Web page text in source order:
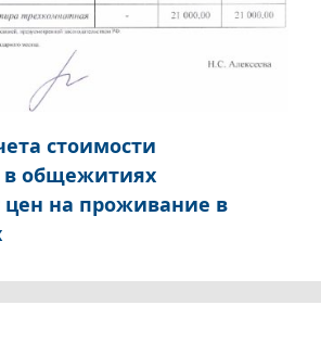
стоимости
общежитиях
цен на проживание в